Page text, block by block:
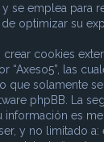
y se emplea para
optimizar su
cookies
“Axeso5”, las
que solamente
phpBB. La
información es
y no limitado